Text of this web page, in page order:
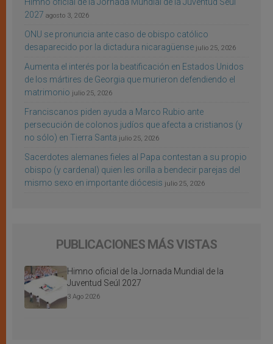
Himno oficial de la Jornada Mundial de la Juventud Seúl
2027 agosto 3, 2026
ONU se pronuncia ante caso de obispo católico
desaparecido por la dictadura nicaragüense julio 25, 2026
Aumenta el interés por la beatificación en Estados Unidos
de los mártires de Georgia que murieron defendiendo el
matrimonio julio 25, 2026
Franciscanos piden ayuda a Marco Rubio ante
persecución de colonos judíos que afecta a cristianos (y
no sólo) en Tierra Santa julio 25, 2026
Sacerdotes alemanes fieles al Papa contestan a su propio
obispo (y cardenal) quien les orilla a bendecir parejas del
mismo sexo en importante diócesis julio 25, 2026
PUBLICACIONES MÁS VISTAS
Himno oficial de la Jornada Mundial de la
Juventud Seúl 2027
3 Ago 2026